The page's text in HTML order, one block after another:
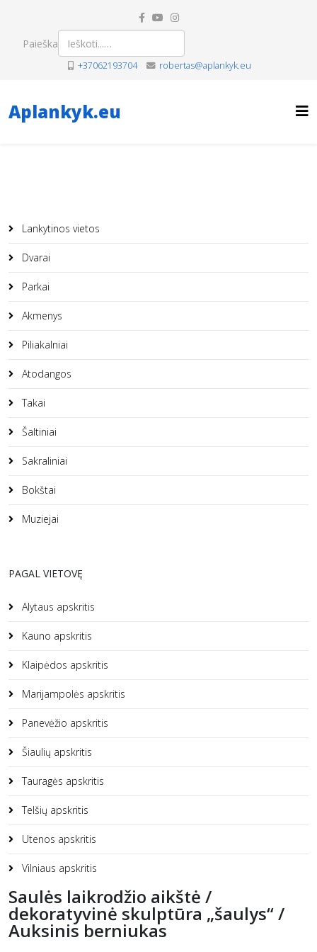
Paieška
+37062193704 robertas@aplankyk.eu
Aplankyk.eu
Lankytinos vietos
Dvarai
Parkai
Akmenys
Piliakalniai
Atodangos
Takai
Šaltiniai
Sakraliniai
Bokštai
Muziejai
PAGAL VIETOVĘ
Alytaus apskritis
Kauno apskritis
Klaipėdos apskritis
Marijampolės apskritis
Panevėžio apskritis
Šiaulių apskritis
Tauragės apskritis
Telšių apskritis
Utenos apskritis
Vilniaus apskritis
Saulės laikrodžio aikštė /
dekoratyvinė skulptūra „šaulys“ /
Auksinis berniukas